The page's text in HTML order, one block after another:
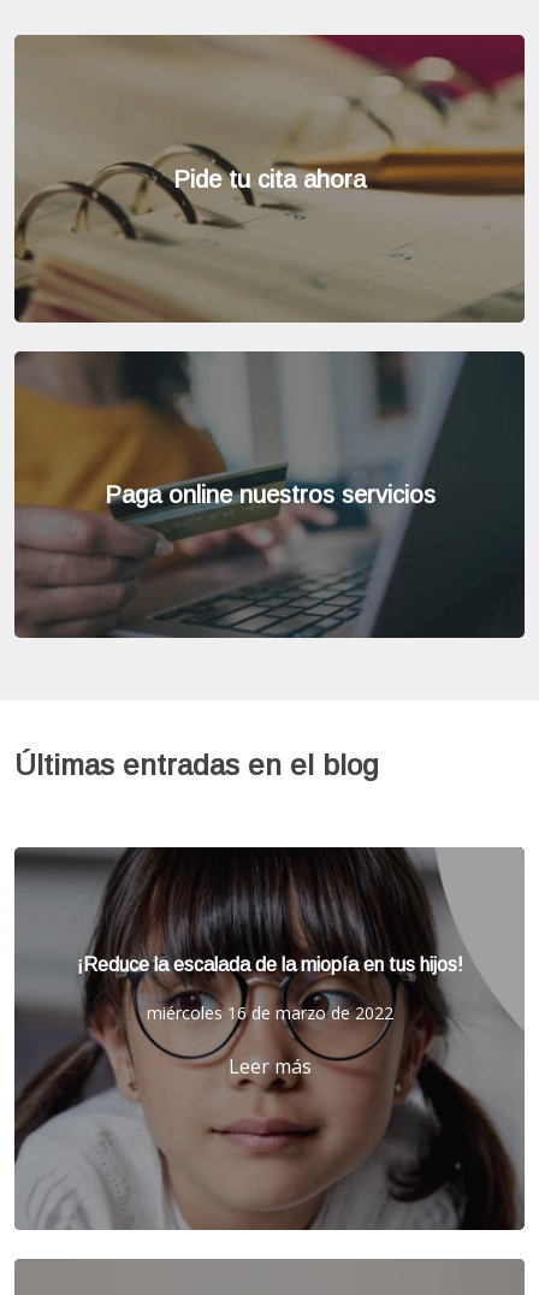
Pide tu cita ahora
Paga online nuestros servicios
Últimas entradas en el blog
¡Reduce la escalada de la miopía en tus hijos!
miércoles 16 de marzo de 2022
Leer más